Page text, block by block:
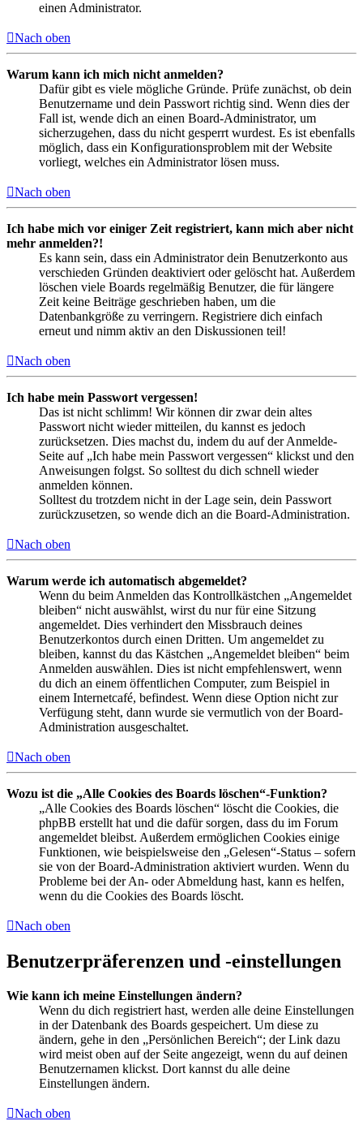
einen Administrator.
Nach oben
Warum kann ich mich nicht anmelden?
Dafür gibt es viele mögliche Gründe. Prüfe zunächst, ob dein
Benutzername und dein Passwort richtig sind. Wenn dies der
Fall ist, wende dich an einen Board-Administrator, um
sicherzugehen, dass du nicht gesperrt wurdest. Es ist ebenfalls
möglich, dass ein Konfigurationsproblem mit der Website
vorliegt, welches ein Administrator lösen muss.
Nach oben
Ich habe mich vor einiger Zeit registriert, kann mich aber nicht
mehr anmelden?!
Es kann sein, dass ein Administrator dein Benutzerkonto aus
verschieden Gründen deaktiviert oder gelöscht hat. Außerdem
löschen viele Boards regelmäßig Benutzer, die für längere
Zeit keine Beiträge geschrieben haben, um die
Datenbankgröße zu verringern. Registriere dich einfach
erneut und nimm aktiv an den Diskussionen teil!
Nach oben
Ich habe mein Passwort vergessen!
Das ist nicht schlimm! Wir können dir zwar dein altes
Passwort nicht wieder mitteilen, du kannst es jedoch
zurücksetzen. Dies machst du, indem du auf der Anmelde-
Seite auf „Ich habe mein Passwort vergessen“ klickst und den
Anweisungen folgst. So solltest du dich schnell wieder
anmelden können.
Solltest du trotzdem nicht in der Lage sein, dein Passwort
zurückzusetzen, so wende dich an die Board-Administration.
Nach oben
Warum werde ich automatisch abgemeldet?
Wenn du beim Anmelden das Kontrollkästchen „Angemeldet
bleiben“ nicht auswählst, wirst du nur für eine Sitzung
angemeldet. Dies verhindert den Missbrauch deines
Benutzerkontos durch einen Dritten. Um angemeldet zu
bleiben, kannst du das Kästchen „Angemeldet bleiben“ beim
Anmelden auswählen. Dies ist nicht empfehlenswert, wenn
du dich an einem öffentlichen Computer, zum Beispiel in
einem Internetcafé, befindest. Wenn diese Option nicht zur
Verfügung steht, dann wurde sie vermutlich von der Board-
Administration ausgeschaltet.
Nach oben
Wozu ist die „Alle Cookies des Boards löschen“-Funktion?
„Alle Cookies des Boards löschen“ löscht die Cookies, die
phpBB erstellt hat und die dafür sorgen, dass du im Forum
angemeldet bleibst. Außerdem ermöglichen Cookies einige
Funktionen, wie beispielsweise den „Gelesen“-Status – sofern
sie von der Board-Administration aktiviert wurden. Wenn du
Probleme bei der An- oder Abmeldung hast, kann es helfen,
wenn du die Cookies des Boards löscht.
Nach oben
Benutzerpräferenzen und -einstellungen
Wie kann ich meine Einstellungen ändern?
Wenn du dich registriert hast, werden alle deine Einstellungen
in der Datenbank des Boards gespeichert. Um diese zu
ändern, gehe in den „Persönlichen Bereich“; der Link dazu
wird meist oben auf der Seite angezeigt, wenn du auf deinen
Benutzernamen klickst. Dort kannst du alle deine
Einstellungen ändern.
Nach oben